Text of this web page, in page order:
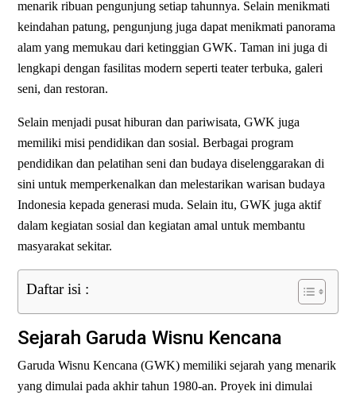
menarik ribuan pengunjung setiap tahunnya. Selain menikmati
keindahan patung, pengunjung juga dapat menikmati panorama
alam yang memukau dari ketinggian GWK. Taman ini juga di
lengkapi dengan fasilitas modern seperti teater terbuka, galeri
seni, dan restoran.
Selain menjadi pusat hiburan dan pariwisata, GWK juga
memiliki misi pendidikan dan sosial. Berbagai program
pendidikan dan pelatihan seni dan budaya diselenggarakan di
sini untuk memperkenalkan dan melestarikan warisan budaya
Indonesia kepada generasi muda. Selain itu, GWK juga aktif
dalam kegiatan sosial dan kegiatan amal untuk membantu
masyarakat sekitar.
Daftar isi :
Sejarah Garuda Wisnu Kencana
Garuda Wisnu Kencana (GWK) memiliki sejarah yang menarik
yang dimulai pada akhir tahun 1980-an. Proyek ini dimulai